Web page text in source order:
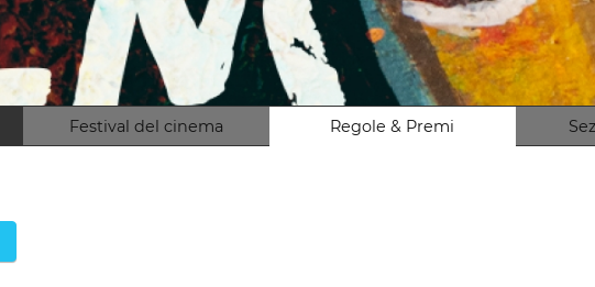
Festival del cinema Regole & Premi